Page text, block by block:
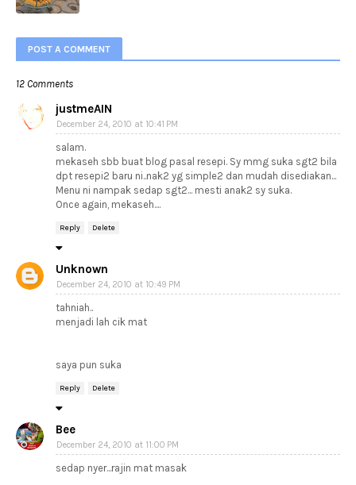
POST A COMMENT
12 Comments
justmeAIN
December 24, 2010 at 10:41 PM
salam.
mekaseh sbb buat blog pasal resepi. Sy mmg suka sgt2 bila
dpt resepi2 baru ni..nak2 yg simple2 dan mudah disediakan...
Menu ni nampak sedap sgt2... mesti anak2 sy suka.
Once again, mekaseh....
Reply Delete
Unknown
December 24, 2010 at 10:49 PM
tahniah..
menjadi lah cik mat
saya pun suka
Reply Delete
Bee
December 24, 2010 at 11:00 PM
sedap nyer...rajin mat masak